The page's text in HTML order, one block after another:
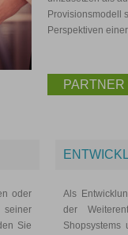
Provisionsmodell
Perspektiven
PARTNER
oder
Sie
Als
der
Shopsystems